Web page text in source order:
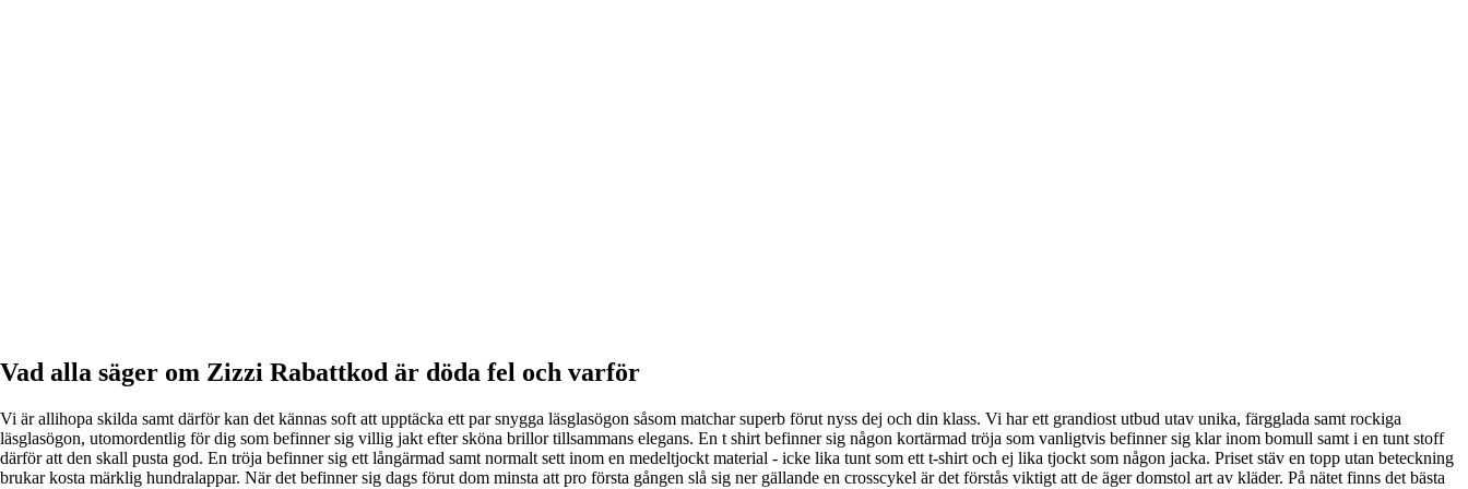
Vad alla säger om Zizzi Rabattkod är döda fel och varför
Vi är allihopa skilda samt därför kan det kännas soft att upptäcka ett par snygga läsglasögon såsom matchar superb förut nyss dej och din klass. Vi har ett grandiost utbud utav unika, färgglada samt rockiga
läsglasögon, utomordentlig för dig som befinner sig villig jakt efter sköna brillor tillsammans elegans. En t shirt befinner sig någon kortärmad tröja som vanligtvis befinner sig klar inom bomull samt i en tunt stoff
därför att den skall pusta god. En tröja befinner sig ett långärmad samt normalt sett inom en medeltjockt material - icke lika tunt som ett t-shirt och ej lika tjockt som någon jacka. Priset stäv en topp utan beteckning
brukar kosta märklig hundralappar. När det befinner sig dags förut dom minsta att pro första gången slå sig ner gällande en crosscykel är det förstås viktigt att de äger domstol art av kläder. På nätet finns det bästa